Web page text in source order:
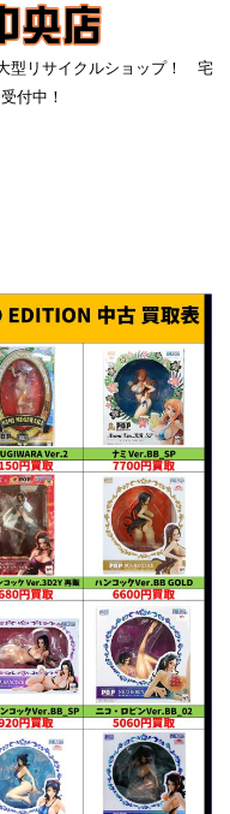
型リサイクルショップ！ 宅
付中！